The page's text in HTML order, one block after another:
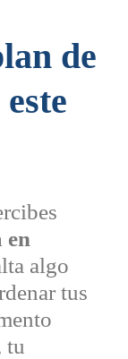
de
en
algo
tus
tu